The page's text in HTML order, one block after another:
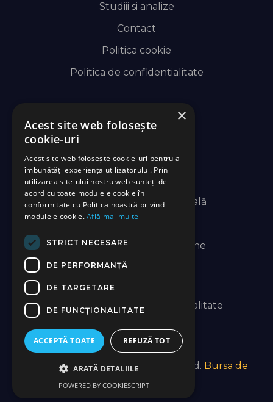
Studiii si analize
Contact
Politica cookie
Politica de confidentialitate
Servicii
Consultanţă Fiscală
Contabilitate
Expertiză Contabilă Si Fiscală
Salarizare Si Resurse Umane
Termeni si conditii Confidentialitate
© 2023 Easytax. All Rights Reserved. Bursa de
Marketing – IT
×
Acest site web folosește
cookie-uri
Acest site web folosește cookie-uri pentru a
îmbunătăți experiența utilizatorului. Prin
utilizarea site-ului nostru web sunteți de
acord cu toate modulele cookie în
conformitate cu Politica noastră privind
modulele cookie.Află mai multe
STRICT NECESARE
DE PERFORMANȚĂ
DE TARGETARE
DE FUNCŢIONALITATE
ACCEPTĂ TOATE REFUZĂ TOT
ARATĂ DETALIILE
POWERED BY COOKIESCRIPT